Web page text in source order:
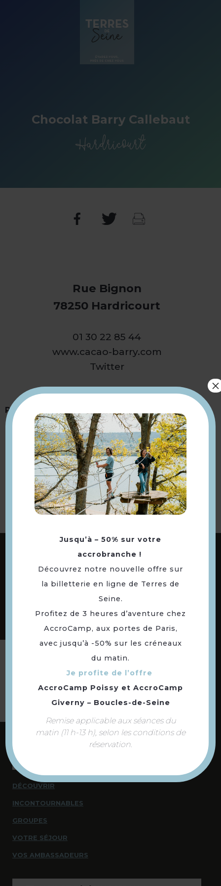
Chocolat Barry Callebaut
Hardricourt
Rue Bignon
78250 Hardricourt
01 30 22 85 44
www.cacao-barry.com
Twitter
Présentation
Retourner
à la sélection
ABONNEZ-VOUS À NOTRE NEWSLETTER
DE NOTRE TERRITOIRE
Suivez-nous
DÉCOUVRIR
INCONTOURNABLES
GROUPES
VOTRE SÉJOUR
VOS AMBASSADEURS
Jusqu’à – 50% sur votre
accrobranche !
Découvrez notre nouvelle offre sur
la billetterie en ligne de Terres de
Seine.
Profitez de 3 heures d’aventure chez
AccroCamp, aux portes de Paris,
avec jusqu’à -50% sur les créneaux
du matin.
Je profite de l’offre
AccroCamp Poissy et AccroCamp
Giverny – Boucles-de-Seine
Remise applicable aux séances du
matin (11 h-13 h), selon les conditions de
réservation.
×